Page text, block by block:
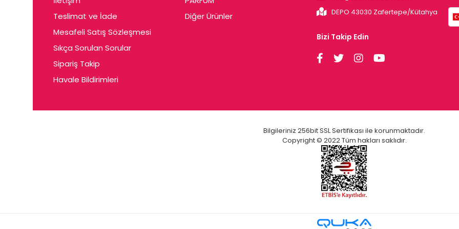
Cerin
Ceta
Ceyda
Chris
Ciey
Cleo
Teslimat ve İade
Mesafeli Satış Sözleşmesi
Sıkça Sorulan Sorular
Sipariş Takip
Havale Bildirimleri
Diğer Ürünler
DEPO 43030 Zafertepe/Kütahya
Bizi Takip Edin
Bilgileriniz 256bit SSL Sertifikası ile korunmaktadır.
Copyright © 2022 Tüm hakları saklıdır.